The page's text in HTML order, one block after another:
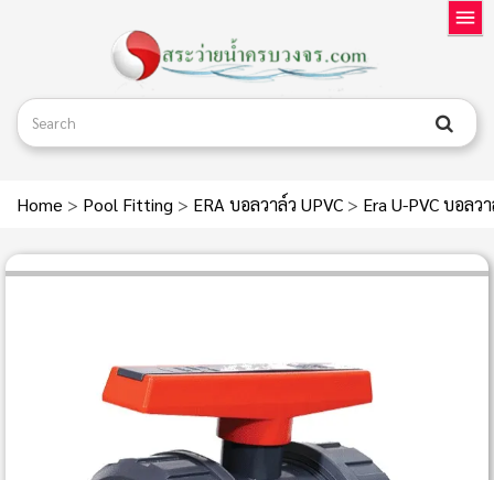
Home > Pool Fitting > ERA บอลวาล์ว UPVC > Era U-PVC บอลว